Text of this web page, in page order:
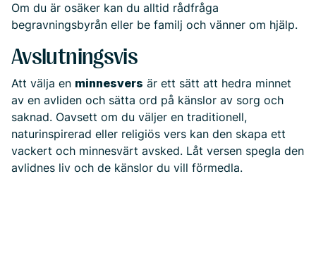
Om du är osäker kan du alltid rådfråga
begravningsbyrån eller be familj och vänner om hjälp.
Avslutningsvis
Att välja en minnesvers är ett sätt att hedra minnet
av en avliden och sätta ord på känslor av sorg och
saknad. Oavsett om du väljer en traditionell,
naturinspirerad eller religiös vers kan den skapa ett
vackert och minnesvärt avsked. Låt versen spegla den
avlidnes liv och de känslor du vill förmedla.